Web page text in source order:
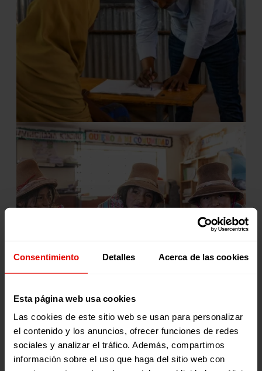
Consentimiento Detalles Acerca de las cookies
Esta página web usa cookies
Las cookies de este sitio web se usan para personalizar
el contenido y los anuncios, ofrecer funciones de redes
sociales y analizar el tráfico. Además, compartimos
información sobre el uso que haga del sitio web con
Con tu apoyo